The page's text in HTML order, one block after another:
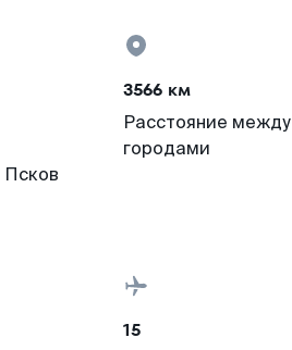
Псков
3566 км
Расстояние между
городами
15